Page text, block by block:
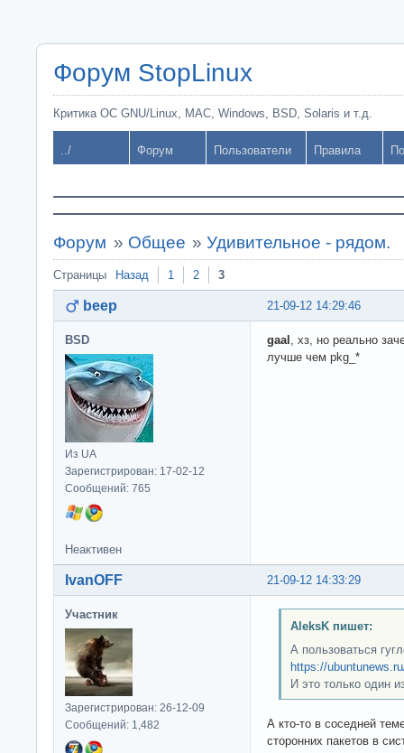
Форум StopLinux
Критика ОС GNU/Linux, MAC, Windows, BSD, Solaris и т.д.
../ Форум Пользователи Правила
Форум » Общее »Удивительное - рядом.
Страницы Назад 1 2 3
21-09-12 14:29:46
beep
BSD
Из UA
Зарегистрирован: 17-02-12
Сообщений: 765
gaal
, хз, но реально
лучше чем pkg_*
Неактивен
21-09-12 14:33:29
IvanOFF
Участник
Зарегистрирован: 26-12-09
Сообщений: 1,482
AleksK пишет:
А пользоваться
https://
И это только один
А кто-то в соседней
сторонних пакетов в